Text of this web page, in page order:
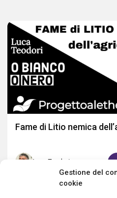
Gestione del
cookie
Fame di Litio nemica
Luca Teodori